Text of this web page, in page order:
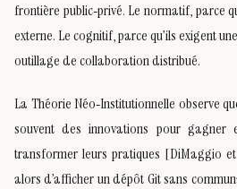
frontière public‑privé. Le normatif, parce
externe. Le cognitif, parce qu’ils exigent
outillage de collaboration distribué.
La Théorie Néo‑Institutionnelle observe
souvent des innovations pour gagner
transformer leurs pratiques [DiMaggio
alors d’afficher un dépôt Git sans